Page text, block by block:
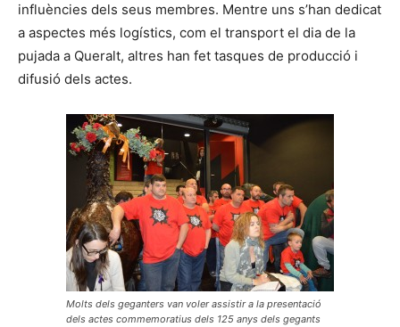
influències dels seus membres. Mentre uns s’han dedicat
a aspectes més logístics, com el transport el dia de la
pujada a Queralt, altres han fet tasques de producció i
difusió dels actes.
Molts dels geganters van voler assistir a la presentació
dels actes commemoratius dels 125 anys dels gegants